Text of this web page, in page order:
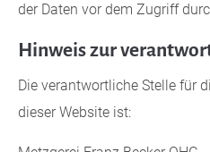
der Daten vor dem Zugriff
Hinweis zur
Die verantwortliche Stelle für
dieser Website ist: